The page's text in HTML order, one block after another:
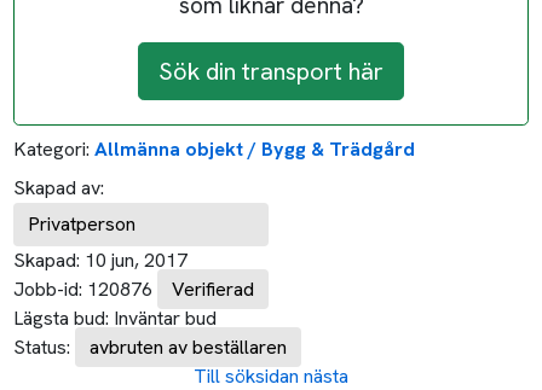
Sök din transport här
Kategori: Allmänna objekt / Bygg & Trädgård
Skapad av:
Privatperson
Skapad: 10 jun, 2017
Jobb-id: 120876
Verifierad
Lägsta bud: Inväntar bud
Status:
avbruten av beställaren
Till söksidan nästa